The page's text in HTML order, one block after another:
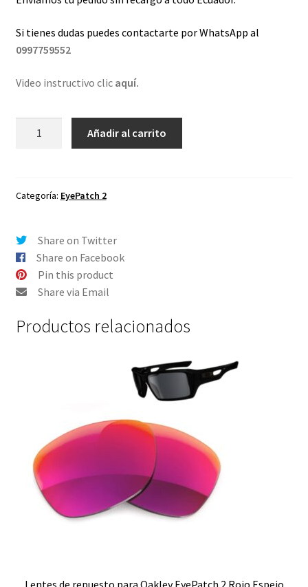
Si tienes dudas puedes contactarte por WhatsApp al
0997759552
Video instructivo clic aquí.
Oakley
Violeta
Espejo
-
Polarizado
Añadir al carrito
Categoría: EyePatch 2
Share on Twitter
Share on Facebook
Pin this product
Share via Email
Productos relacionados